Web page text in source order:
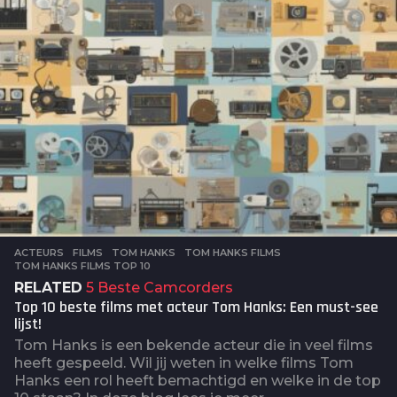
ACTEURS ,FILMS TOM HANKS ,TOM HANKS FILMS
TOM HANKS FILMS TOP 10
RELATED 5 Beste Camcorders
Top 10 beste films met acteur Tom Hanks: Een must-see
lijst!
Tom Hanks is een bekende acteur die in veel films
heeft gespeeld. Wil jij weten in welke films Tom
Hanks een rol heeft bemachtigd en welke in de top